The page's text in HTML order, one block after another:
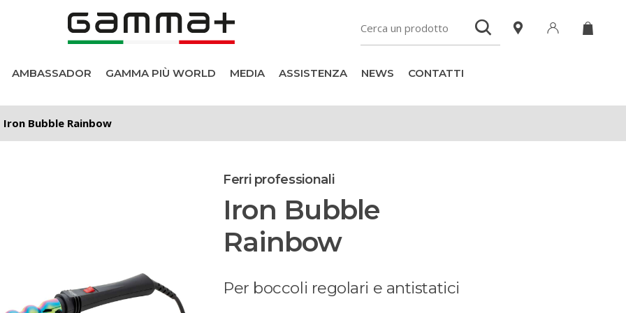
AMBASSADOR GAMMA PIÙ WORLD MEDIA ASSISTENZA NEWS CONTATTI
Iron Bubble Rainbow
Ferri professionali
Iron Bubble
Rainbow
Per boccoli regolari e antistatici